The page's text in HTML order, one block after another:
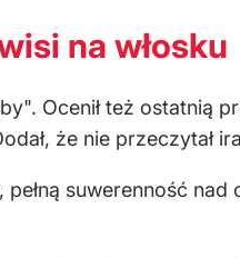
na włosku
Ocenił też ostatnią
że nie przeczytał
suwerenność nad